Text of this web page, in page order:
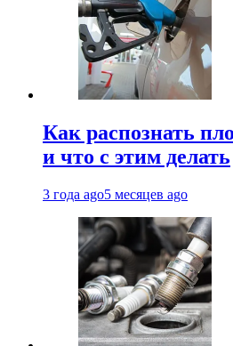
Как распознать
и что с этим делать
3 года ago5 месяцев ago